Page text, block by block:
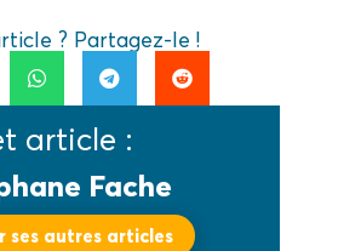
? Partagez-le !
article :
Fache
ses autres articles